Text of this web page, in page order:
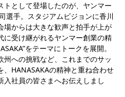
トとして登場したのが、ヤンマー
選手。スタジアムビジョンに香川
場からは大きな歓声と拍手が上が
に受け継がれるヤンマー創業の精
をテーマにトークを展開。
への挑戦など、これまでのサッ
HANASAKAの精神と重ね合わせ
社員の皆さまへお伝えしまし